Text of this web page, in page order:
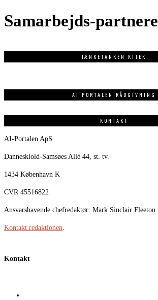
Samarbejds-partnere
TÆNKETANKEN KITEK
AI PORTALEN RÅDGIVNING
KONTAKT
AI-Portalen ApS
Danneskiold-Samsøes Allé 44, st. tv.
1434 København K
CVR 45516822
Ansvarshavende chefredaktør: Mark Sinclair Fleeton
Kontakt redaktionen
Kontakt